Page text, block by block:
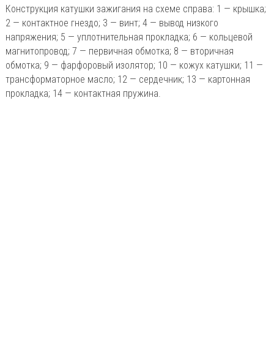
Конструкция катушки зажигания на схеме справа: 1 — крышка;
2 — контактное гнездо; 3 — винт; 4 — вывод низкого
напряжения; 5 — уплотнительная прокладка; 6 — кольцевой
магнитопровод; 7 — первичная обмотка; 8 — вторичная
обмотка; 9 — фарфоровый изолятор; 10 — кожух катушки; 11 —
трансформаторное масло; 12 — сердечник; 13 — картонная
прокладка; 14 — контактная пружина.